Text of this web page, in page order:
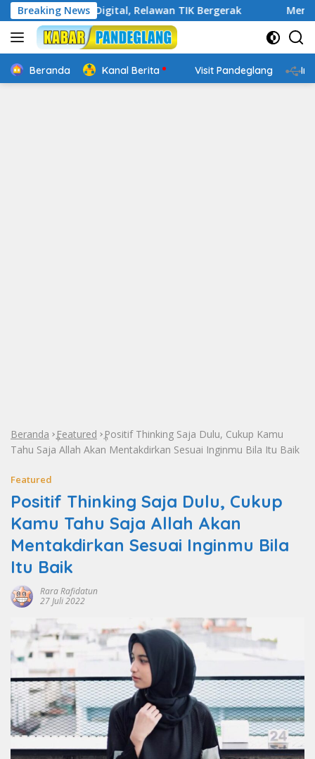
Langsung
ke
konten
Breaking News
Digital, Relawan TIK Bergerak Mengenal
Beranda Kanal Berita Visit Pandeglang
Beranda »Featured »Positif Thinking Saja Dulu, Cukup Kamu
Tahu Saja Allah Akan Mentakdirkan Sesuai Inginmu Bila Itu Baik
Featured
Positif Thinking Saja Dulu, Cukup
Kamu Tahu Saja Allah Akan
Mentakdirkan Sesuai Inginmu Bila
Itu Baik
Rara Rafidatun
27 Juli 2022